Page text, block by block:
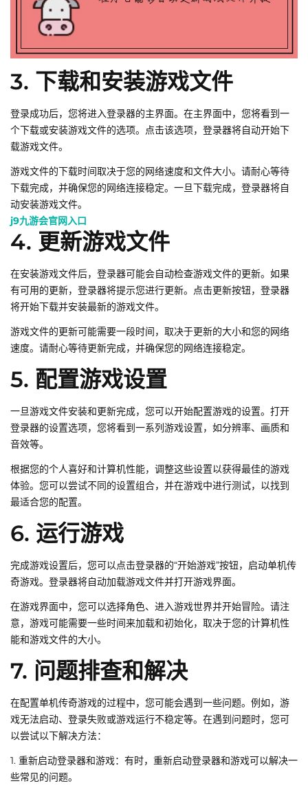
3. 下载和安装游戏文件
登录成功后，您将进入登录器的主界面。在主界面中，您将看到一
个下载或安装游戏文件的选项。点击该选项，登录器将自动开始下
载游戏文件。
游戏文件的下载时间取决于您的网络速度和文件大小。请耐心等待
下载完成，并确保您的网络连接稳定。一旦下载完成，登录器将自
动安装游戏文件。
j9九游会官网入口
4. 更新游戏文件
在安装游戏文件后，登录器可能会自动检查游戏文件的更新。如果
有可用的更新，登录器将提示您进行更新。点击更新按钮，登录器
将开始下载并安装最新的游戏文件。
游戏文件的更新可能需要一段时间，取决于更新的大小和您的网络
速度。请耐心等待更新完成，并确保您的网络连接稳定。
5. 配置游戏设置
一旦游戏文件安装和更新完成，您可以开始配置游戏的设置。打开
登录器的设置选项，您将看到一系列游戏设置，如分辨率、画质和
音效等。
根据您的个人喜好和计算机性能，调整这些设置以获得最佳的游戏
体验。您可以尝试不同的设置组合，并在游戏中进行测试，以找到
最适合您的配置。
6. 运行游戏
完成游戏设置后，您可以点击登录器的“开始游戏”按钮，启动单机传
奇游戏。登录器将自动加载游戏文件并打开游戏界面。
在游戏界面中，您可以选择角色、进入游戏世界并开始冒险。请注
意，游戏可能需要一些时间来加载和初始化，取决于您的计算机性
能和游戏文件的大小。
7. 问题排查和解决
在配置单机传奇游戏的过程中，您可能会遇到一些问题。例如，游
戏无法启动、登录失败或游戏运行不稳定等。在遇到问题时，您可
以尝试以下解决方法：
1. 重新启动登录器和游戏：有时，重新启动登录器和游戏可以解决一
些常见的问题。